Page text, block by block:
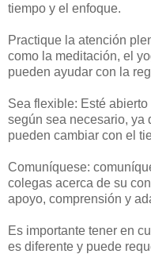
tiempo y el enfoque.
Practique la atención
como la meditación, el
pueden ayudar con la
Sea flexible: Esté
según sea necesario, ya
pueden cambiar con el
Comuníquese:
colegas acerca de su
apoyo, comprensión y
Es importante tener en
es diferente y puede